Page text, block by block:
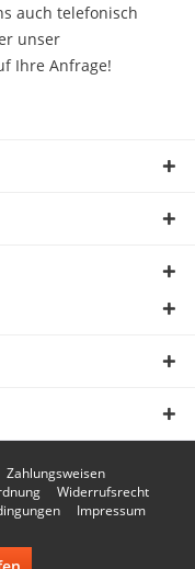
auch telefonisch
unser
Ihre Anfrage!
Zahlungsweisen
Widerrufsrecht
Impressum